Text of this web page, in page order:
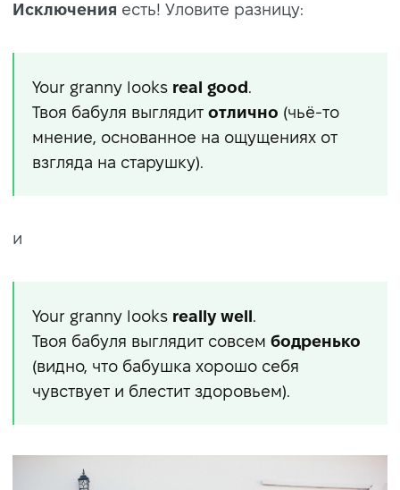
Исключения есть! Уловите разницу:
Your granny looks real good .
Твоя бабуля выглядит отлично (чьё-то
мнение, основанное на ощущениях от
взгляда на старушку).
и
Your granny looks really well .
Твоя бабуля выглядит совсем бодренько
(видно, что бабушка хорошо себя
чувствует и блестит здоровьем).